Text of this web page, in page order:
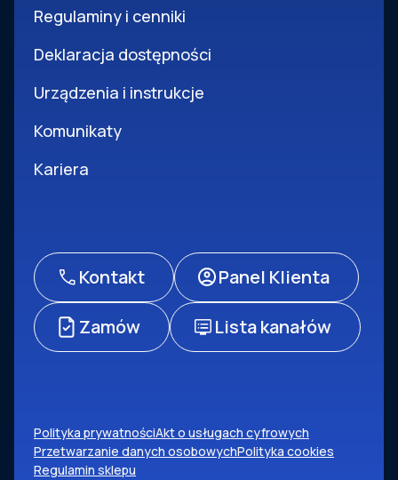
Regulaminy i cenniki
Deklaracja dostępności
Urządzenia i instrukcje
Komunikaty
Kariera
Kontakt Panel Klienta
Zamów Lista kanałów
Polityka prywatnościAkt o usługach cyfrowych
Przetwarzanie danych osobowychPolityka cookies
Regulamin sklepu